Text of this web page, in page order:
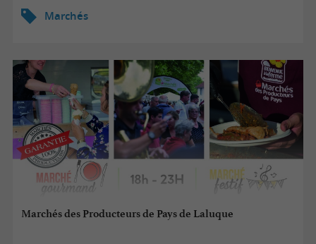
Marchés
Marchés des Producteurs de Pays de Laluque